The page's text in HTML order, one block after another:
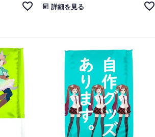
詳細を見る